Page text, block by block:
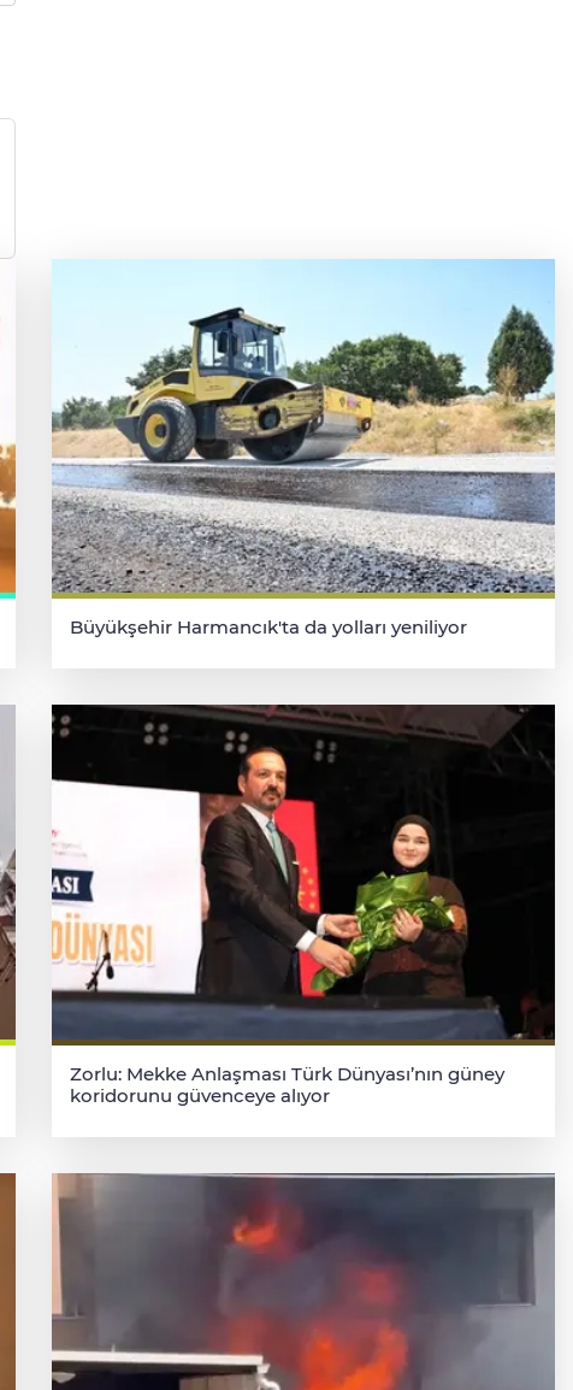
Büyükşehir Harmancık'ta da yolları yeniliyor
Zorlu: Mekke Anlaşması Türk Dünyası’nın güney
koridorunu güvenceye alıyor